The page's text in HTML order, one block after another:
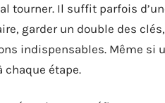
tourner. Il suffit parfois
garder un double des
indispensables. Même si
étape.